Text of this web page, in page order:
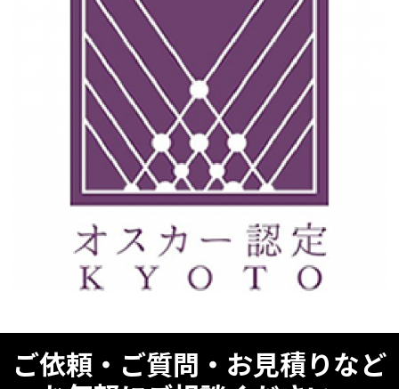
ご依頼・ご質問・お見積りなど